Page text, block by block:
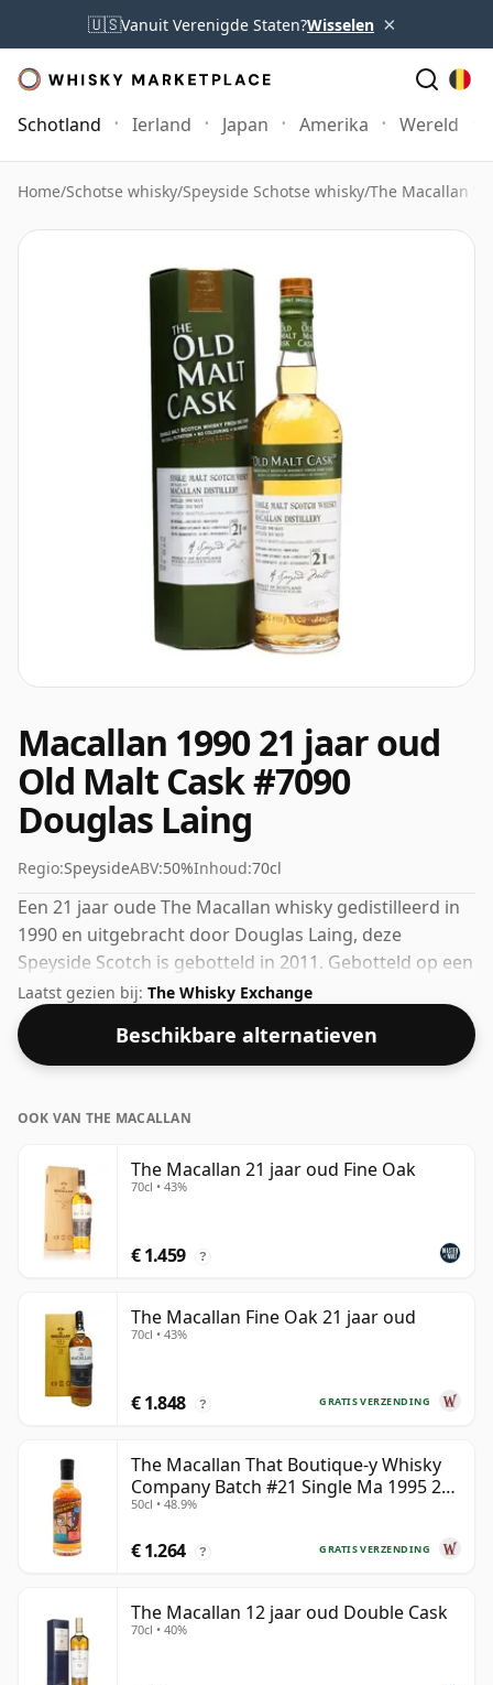
🇺🇸Vanuit Verenigde Staten?Wisselen ×
Schotland Ierland Japan Amerika Wereld
Home/Schotse whisky/Speyside Schotse whisky/The Macallan
Macallan 1990 21 jaar oud
Old Malt Cask #7090
Douglas Laing
Regio:SpeysideABV:50%Inhoud:70cl
Een 21 jaar oude The Macallan whisky gedistilleerd in
1990 en uitgebracht door Douglas Laing, deze
Speyside Scotch is gebotteld in 2011. Gebotteld op een
mooie drinksterkte van 50% wordt deze whisky
geleverd in een fles van 70cl.
Laatst gezien bij: The Whisky Exchange
Beschikbare alternatieven
OOK VAN THE MACALLAN
The Macallan 21 jaar oud Fine Oak
70cl • 43%
€ 1.459 ?
The Macallan Fine Oak 21 jaar oud
70cl • 43%
GRATIS VERZENDING
€ 1.848 ?
The Macallan That Boutique-y Whisky
Company Batch #21 Single Ma 1995 24
jaar oud
50cl • 48.9%
GRATIS VERZENDING
€ 1.264 ?
The Macallan 12 jaar oud Double Cask
70cl • 40%